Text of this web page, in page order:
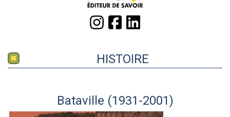
HISTOIRE
Bataville (1931-2001)